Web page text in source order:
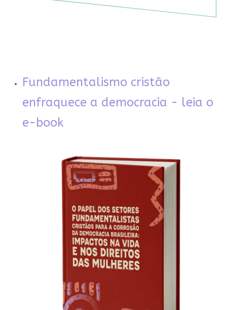
Fundamentalismo cristão
enfraquece a democracia - leia o
e-book